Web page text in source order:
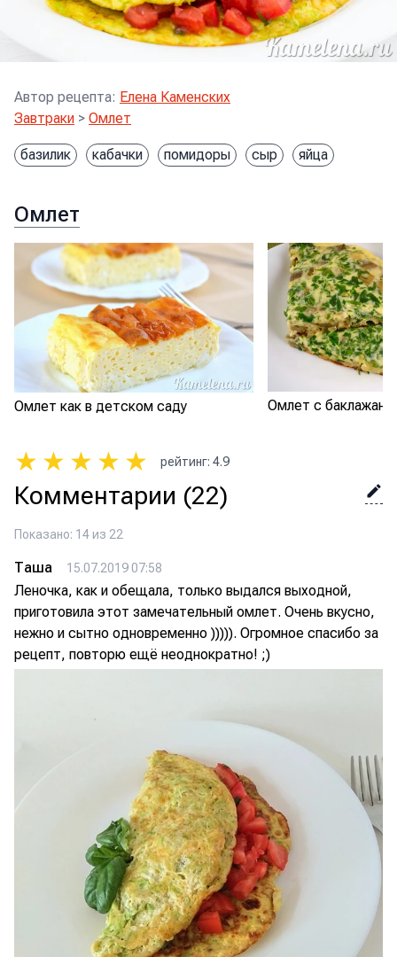
Автор рецепта: Елена Каменских
Завтраки > Омлет
базилик кабачки помидоры сыр яйца
Омлет
Омлет как в детском саду Омлет с
★ ★ ★ ★ ★ рейтинг: 4.9
Комментарии (22)
Показано: 14 из 22
Таша 15.07.2019 07:58
Леночка, как и обещала, только выдался выходной,
приготовила этот замечательный омлет. Очень вкусно,
нежно и сытно одновременно ))))). Огромное спасибо за
рецепт, повторю ещё неоднократно! ;)